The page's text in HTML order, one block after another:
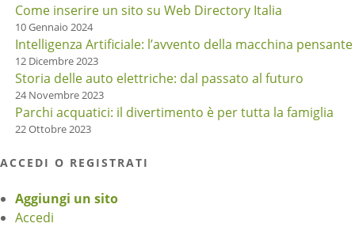
Come inserire un sito su Web Directory Italia
10 Gennaio 2024
Intelligenza Artificiale: l’avvento della macchina pensante
12 Dicembre 2023
Storia delle auto elettriche: dal passato al futuro
24 Novembre 2023
Parchi acquatici: il divertimento è per tutta la famiglia
22 Ottobre 2023
ACCEDI O REGISTRATI
Aggiungi un sito
Accedi